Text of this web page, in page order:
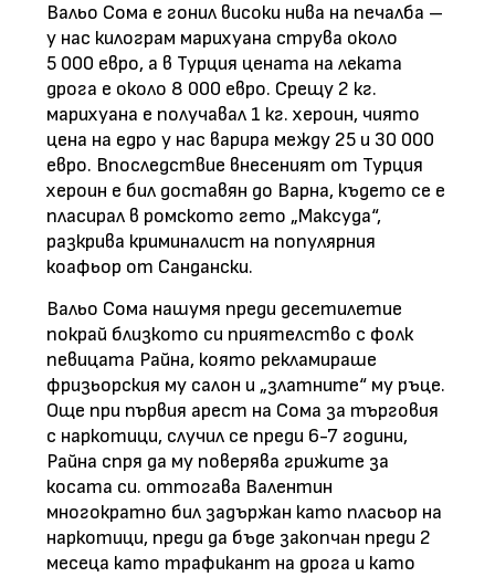
Вальо Сома е гонил високи нива на печалба –
у нас килограм марихуана струва около
5 000 евро, а в Турция цената на леката
дрога е около 8 000 евро. Срещу 2 кг.
марихуана е получавал 1 кг. хероин, чиято
цена на едро у нас варира между 25 и 30 000
евро. Впоследствие внесеният от Турция
хероин е бил доставян до Варна, където се е
пласирал в ромското гето „Максуда“,
разкрива криминалист на популярния
коафьор от Сандански.
Вальо Сома нашумя преди десетилетие
покрай близкото си приятелство с фолк
певицата Райна, която рекламираше
фризьорския му салон и „златните“ му ръце.
Още при първия арест на Сома за търговия
с наркотици, случил се преди 6-7 години,
Райна спря да му поверява грижите за
косата си. оттогава Валентин
многократно бил задържан като пласьор на
наркотици, преди да бъде закопчан преди 2
месеца като трафикант на дрога и като